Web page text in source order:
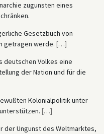
zugunsten eines
Gesetzbuch von
getragen werde. […]
deutschen Volkes eine
der Nation und für die
Kolonialpolitik unter
[…]
der Ungunst des Weltmarktes,